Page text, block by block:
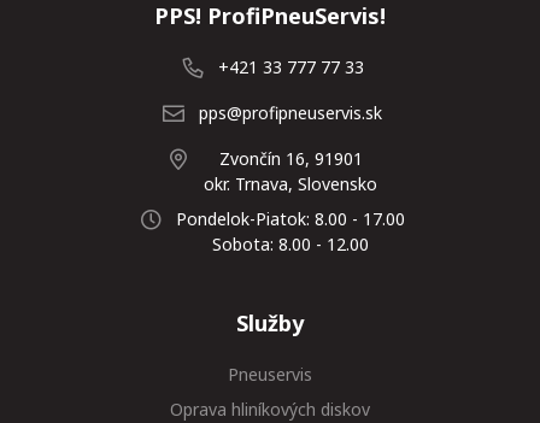
PPS! ProfiPneuServis!
+421 33 777 77 33
pps@profipneuservis.sk
Zvončín 16, 91901
okr. Trnava, Slovensko
Pondelok-Piatok: 8.00 - 17.00
Sobota: 8.00 - 12.00
Služby
Pneuservis
Oprava hliníkových diskov